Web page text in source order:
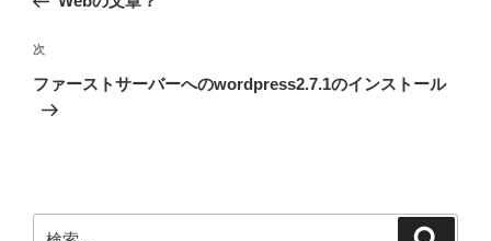
ナ
ビ
ゲ
ー
稿
次
の
次
ファーストサーバーへのwordpress2.7.1のインストール